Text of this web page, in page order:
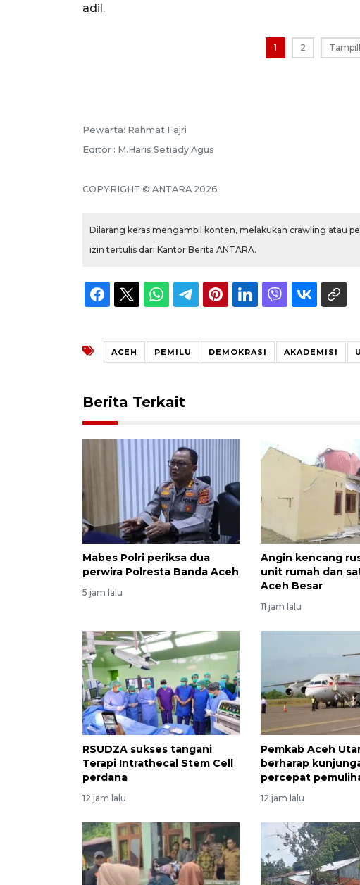
adil.
1 2
Pewarta: Rahmat Fajri
Editor : M.Haris Setiady Agus
COPYRIGHT © ANTARA 2026
Dilarang keras mengambil konten, melakukan crawling atau
izin tertulis dari Kantor Berita ANTARA.
ACEH PEMILU DEMOKRASI AKADEMISI
Berita Terkait
Mabes Polri periksa dua
perwira Polresta Banda Aceh
5 jam lalu
Angin kencang
unit rumah dan
Aceh Besar
11 jam lalu
RSUDZA sukses tangani
Terapi Intrathecal Stem Cell
perdana
12 jam lalu
Pemkab Aceh
berharap
percepat
12 jam lalu